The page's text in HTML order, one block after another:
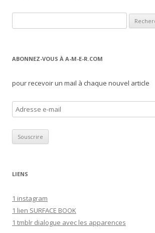
ABONNEZ-VOUS À A-M-E-R.COM
pour recevoir un mail à chaque nouvel article
d
r
e
-
m
a
LIENS
1 instagram
1 lien SURFACE BOOK
1 tmblr dialogue avec les apparences